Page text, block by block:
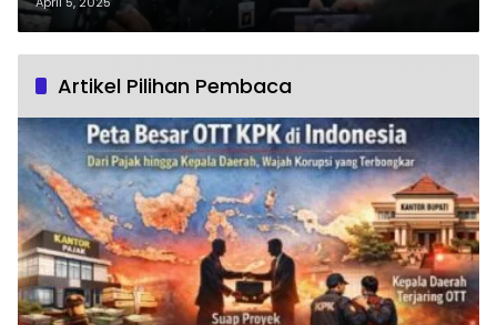
Artikel Pilihan Pembaca